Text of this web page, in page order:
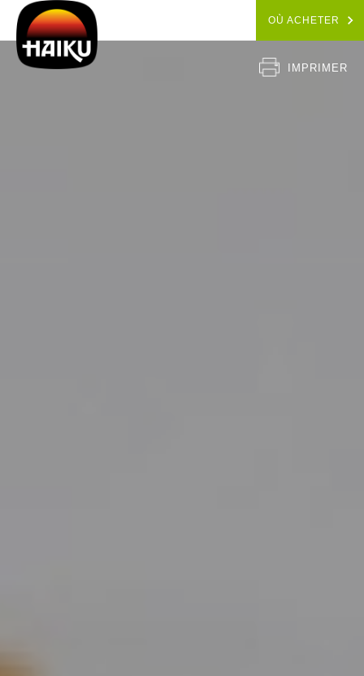
OÙ ACHETER
IMPRIMER